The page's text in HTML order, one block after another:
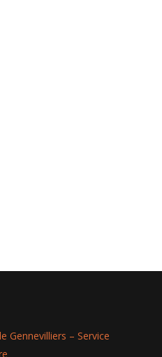
Gennevilliers – Service